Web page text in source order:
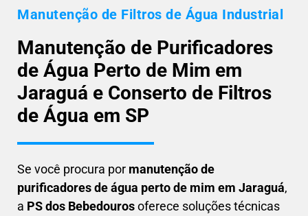
Manutenção de Filtros de Água Industrial
Manutenção de Purificadores
de Água Perto de Mim em
Jaraguá e Conserto de Filtros
de Água em SP
Se você procura por manutenção de
purificadores de água perto de mim em Jaraguá,
a PS dos Bebedourosoferece soluções técnicas